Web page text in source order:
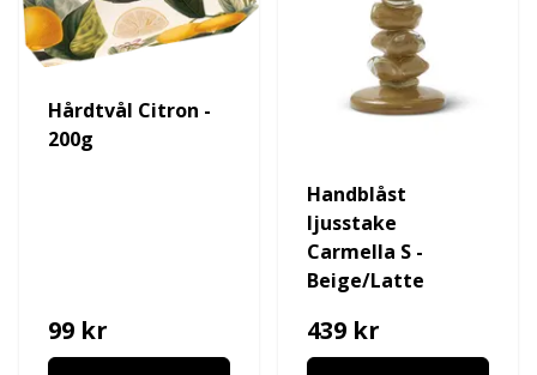
Hårdtvål Citron -
200g
99 kr
Handblåst
ljusstake
Carmella S -
Beige/Latte
439 kr